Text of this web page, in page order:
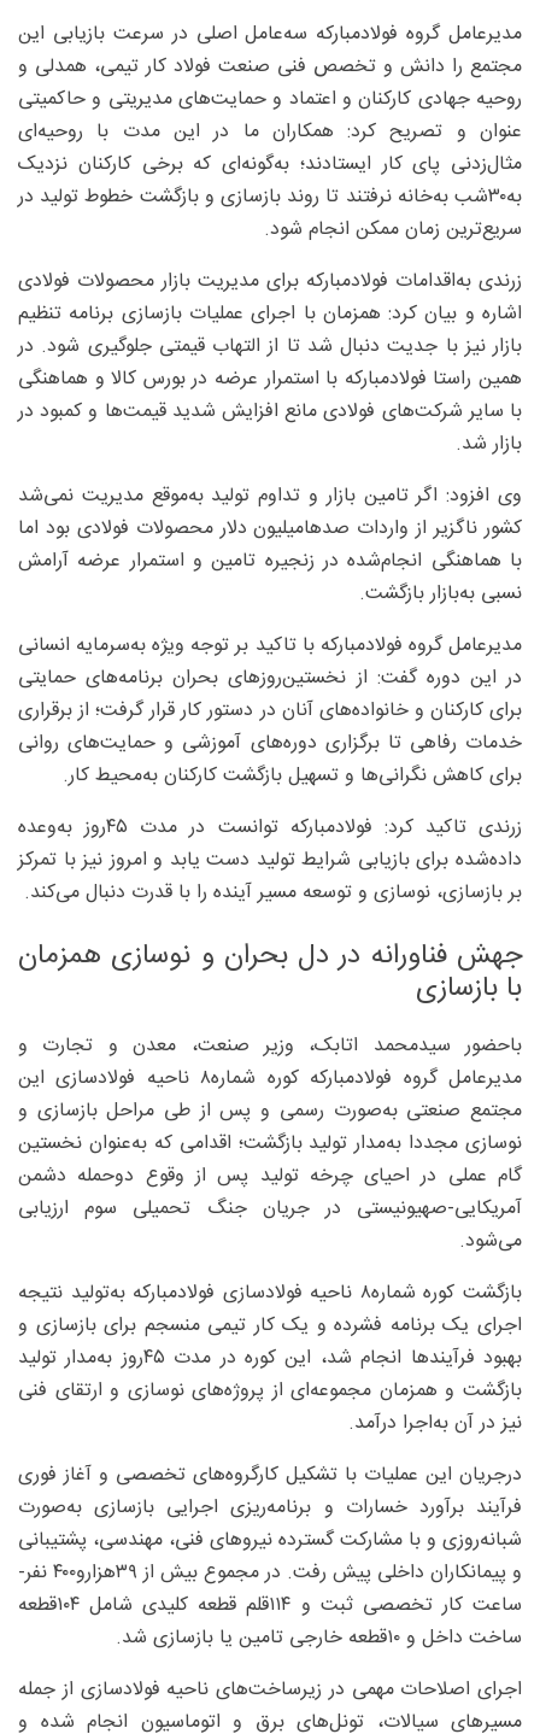
مدیرعامل گروه فولادمبارکه سه‌عامل اصلی در سرعت بازیابی این
مجتمع را دانش و تخصص فنی صنعت فولاد کار تیمی، همدلی و
روحیه جهادی کارکنان و اعتماد و حمایت‌های مدیریتی و حاکمیتی
عنوان و تصریح کرد: همکاران ما در این مدت با روحیه‌ای
مثال‌زدنی پای کار ایستادند؛ به‌گونه‌ای که برخی کارکنان نزدیک
به‌۳۰شب به‌خانه نرفتند تا روند بازسازی و بازگشت خطوط تولید در
سریع‌ترین زمان ممکن انجام شود.
زرندی به‌اقدامات فولادمبارکه برای مدیریت بازار محصولات فولادی
اشاره و بیان کرد: همزمان با اجرای عملیات بازسازی برنامه تنظیم
بازار نیز با جدیت دنبال شد تا از التهاب قیمتی جلوگیری شود. در
همین راستا فولادمبارکه با استمرار عرضه در بورس کالا و هماهنگی
با سایر شرکت‌های فولادی مانع افزایش شدید قیمت‌ها و کمبود در
بازار شد.
وی افزود: اگر تامین بازار و تداوم تولید به‌موقع مدیریت نمی‌شد
کشور ناگزیر از واردات صدها‌میلیون دلار محصولات فولادی بود اما
با هماهنگی انجام‌شده در زنجیره تامین و استمرار عرضه آرامش
نسبی به‌بازار بازگشت.
مدیرعامل گروه فولادمبارکه با تاکید بر توجه ویژه به‌سرمایه انسانی
در این دوره گفت: از نخستین‌روزهای بحران برنامه‌های حمایتی
برای کارکنان و خانواده‌های آنان در دستور کار قرار گرفت؛ از برقراری
خدمات رفاهی تا برگزاری دوره‌های آموزشی و حمایت‌های روانی
برای کاهش نگرانی‌ها و تسهیل بازگشت کارکنان به‌محیط کار.
زرندی تاکید کرد: فولادمبارکه توانست در مدت ۴۵روز به‌وعده
داده‌شده برای بازیابی شرایط تولید دست یابد و امروز نیز با تمرکز
بر بازسازی، نوسازی و توسعه مسیر آینده را با قدرت دنبال می‌کند.
جهش فناورانه در دل بحران و نوسازی همزمان
با بازسازی
باحضور سیدمحمد اتابک، وزیر صنعت، معدن و تجارت و
مدیرعامل گروه فولادمبارکه کوره شماره۸ ناحیه فولادسازی این
مجتمع صنعتی به‌صورت رسمی و پس از طی مراحل بازسازی و
نوسازی مجددا به‌مدار تولید بازگشت؛ اقدامی که به‌عنوان نخستین
گام عملی در احیای چرخه تولید پس از وقوع دوحمله دشمن
آمریکایی-صهیونیستی در جریان جنگ تحمیلی سوم ارزیابی
می‌شود.
بازگشت کوره شماره۸ ناحیه فولادسازی فولادمبارکه به‌تولید نتیجه
اجرای یک برنامه فشرده و یک کار تیمی منسجم برای بازسازی و
بهبود فرآیندها انجام شد، این کوره در مدت ۴۵روز به‌مدار تولید
بازگشت و همزمان مجموعه‌ای از پروژه‌های نوسازی و ارتقای فنی
نیز در آن به‌اجرا درآمد.
درجریان این عملیات با تشکیل کارگروه‌های تخصصی و آغاز فوری
فرآیند برآورد خسارات و برنامه‌ریزی اجرایی بازسازی به‌صورت
شبانه‌روزی و با مشارکت گسترده نیروهای فنی، مهندسی، پشتیبانی
و پیمانکاران داخلی پیش رفت. در مجموع بیش از ۳۹‌هزارو۴۰۰ نفر-
ساعت کار تخصصی ثبت و ۱۱۴قلم قطعه کلیدی شامل ۱۰۴قطعه
ساخت داخل و ۱۰قطعه خارجی تامین یا بازسازی شد.
اجرای اصلاحات مهمی در زیرساخت‌های ناحیه فولادسازی از جمله
مسیرهای سیالات، تونل‌های برق و اتوماسیون انجام شده و